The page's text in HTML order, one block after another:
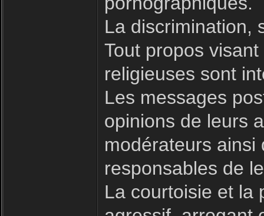
La discrimination,
Tout propos
religieuses sont
Les messages
opinions de leurs
modérateurs
responsables de
La courtoisie et la